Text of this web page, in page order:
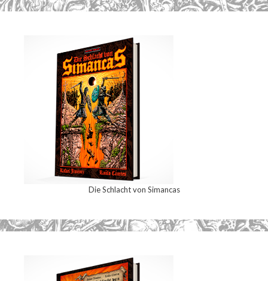
Die Schlacht von Simancas